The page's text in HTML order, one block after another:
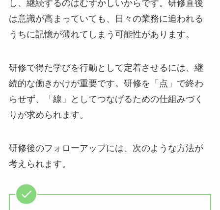
学んだことを、すべての管理職がすぐに職場で実
践し、継続するのはむずかしいからです。研修直
後は意識が高まっていても、日々の業務に追われ
研修で得た学びを行動として定着させるには、継
続的な働きかけが重要です。研修を「点」で終わ
らせず、「線」としてつなげるための仕組みづく
研修後のフォローアップには、次のような方法が
考えられます。